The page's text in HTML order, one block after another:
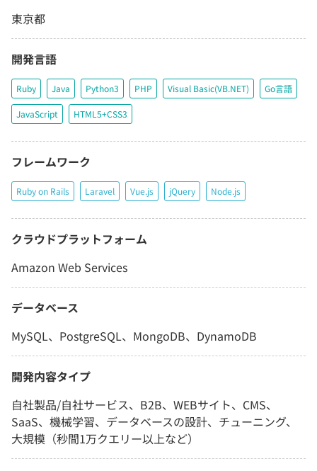
東京都
開発言語
Ruby Java Python3 PHP Visual Basic(VB.NET) Go言語
JavaScript HTML5+CSS3
フレームワーク
Ruby on Rails Laravel Vue.js jQuery Node.js
クラウドプラットフォーム
Amazon Web Services
データベース
MySQL、PostgreSQL、MongoDB、DynamoDB
開発内容タイプ
自社製品/自社サービス、B2B、WEBサイト、CMS、
SaaS、機械学習、データベースの設計、チューニング、
大規模（秒間1万クエリー以上など）